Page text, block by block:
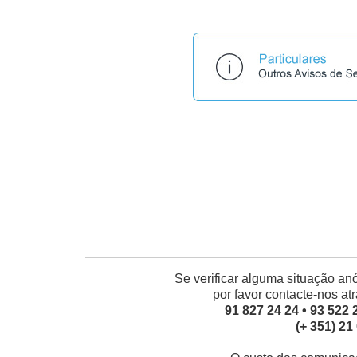
Se verificar alguma situação
por favor contacte-nos
91 827 24 24 • 93 522
(+ 351) 21